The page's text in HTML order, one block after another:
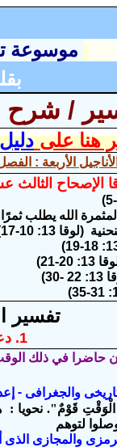
موسوعة
/ شرح
هنا على
الأربعة :
الإصحاح الثالث
تفسير
1. دعوة للتوبة (لوقا 13: 1-5)
والجغرافى -
قَوْمٌ". نحويا :
لتوهم
والمجازى